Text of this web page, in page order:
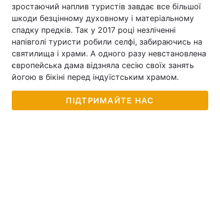
зростаючий наплив туристів завдає все більшої
шкоди безцінному духовному і матеріальному
спадку предків. Так у 2017 році незліченні
напівголі туристи робили селфі, забираючись на
святилища і храми. А одного разу невстановлена
європейська дама відзняла сесію своїх занять
йогою в бікіні перед індуїстським храмом.
ПІДТРИМАЙТЕ НАС